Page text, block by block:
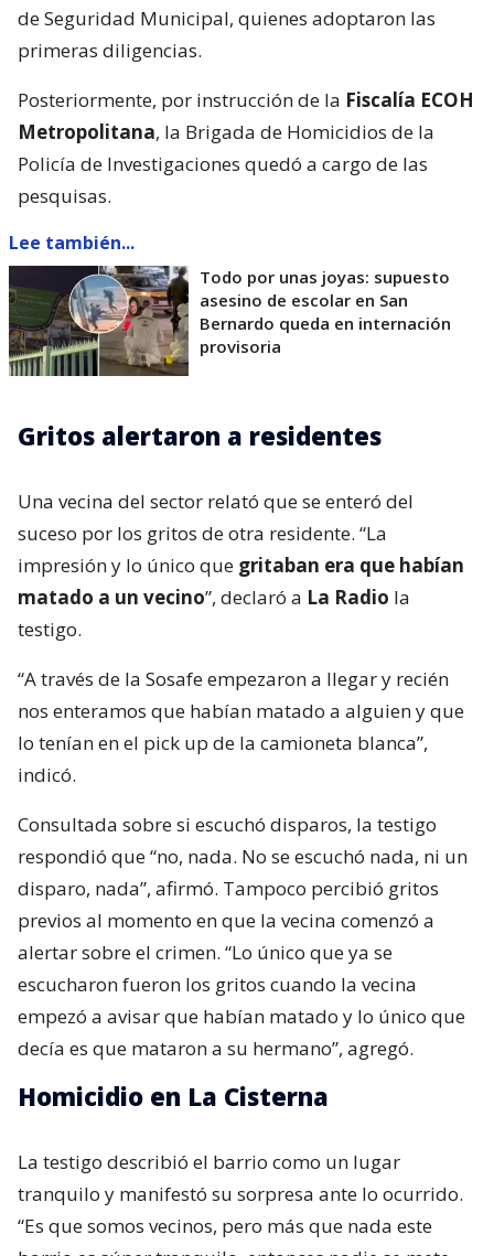
de Seguridad Municipal, quienes adoptaron las
primeras diligencias.
Posteriormente, por instrucción de la Fiscalía ECOH
Metropolitana, la Brigada de Homicidios de la
Policía de Investigaciones quedó a cargo de las
pesquisas.
Lee también...
Todo por unas joyas: supuesto
asesino de escolar en San
Bernardo queda en internación
provisoria
Gritos alertaron a residentes
Una vecina del sector relató que se enteró del
suceso por los gritos de otra residente. “La
impresión y lo único que gritaban era que habían
matado a un vecino”, declaró a La Radio la
testigo.
“A través de la Sosafe empezaron a llegar y recién
nos enteramos que habían matado a alguien y que
lo tenían en el pick up de la camioneta blanca”,
indicó.
Consultada sobre si escuchó disparos, la testigo
respondió que “no, nada. No se escuchó nada, ni un
disparo, nada”, afirmó. Tampoco percibió gritos
previos al momento en que la vecina comenzó a
alertar sobre el crimen. “Lo único que ya se
escucharon fueron los gritos cuando la vecina
empezó a avisar que habían matado y lo único que
decía es que mataron a su hermano”, agregó.
Homicidio en La Cisterna
La testigo describió el barrio como un lugar
tranquilo y manifestó su sorpresa ante lo ocurrido.
“Es que somos vecinos, pero más que nada este